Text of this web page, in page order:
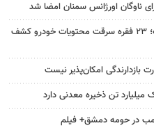
دستگیری سارق حرفه‌ای در اراک؛ ۲۳ فقره سرقت محتویات خودرو کشف
بازدارندگی امکان‌پذیر نیست
تن ذخیره معدنی دارد